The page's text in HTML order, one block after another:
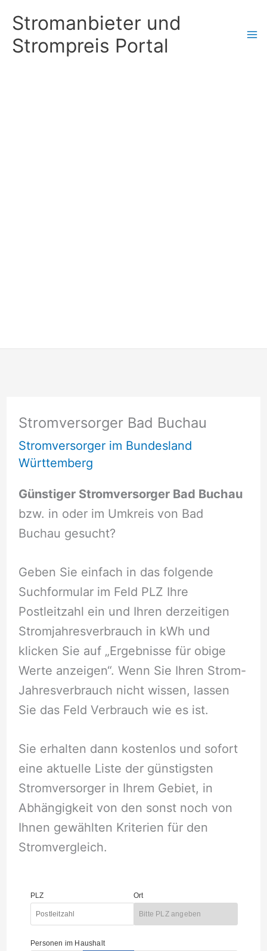
Inhalt
springen
Stromanbieter und
Strompreis Portal
Stromversorger Bad Buchau
Stromversorger im Bundesland
Württemberg
Günstiger Stromversorger Bad Buchau
bzw. in oder im Umkreis von Bad
Buchau gesucht?
Geben Sie einfach in das folgende
Suchformular im Feld PLZ Ihre
Postleitzahl ein und Ihren derzeitigen
Stromjahresverbrauch in kWh und
klicken Sie auf „Ergebnisse für obige
Werte anzeigen“. Wenn Sie Ihren Strom-
Jahresverbrauch nicht wissen, lassen
Sie das Feld Verbrauch wie es ist.
Sie erhalten dann kostenlos und sofort
eine aktuelle Liste der günstigsten
Stromversorger in Ihrem Gebiet, in
Abhängigkeit von den sonst noch von
Ihnen gewählten Kriterien für den
Stromvergleich.